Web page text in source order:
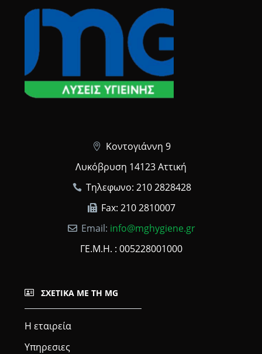
Κοντογιάννη 9
Λυκόβρυση 14123 Αττική
Τηλεφωνο: 210 2828428
Fax: 210 2810007
Email: info@mghygiene.gr
ΓΕ.Μ.Η. : 005228001000
ΣΧΕΤΙΚΆ ΜΕ ΤΗ MG
Η εταιρεία
Υπηρεσιες